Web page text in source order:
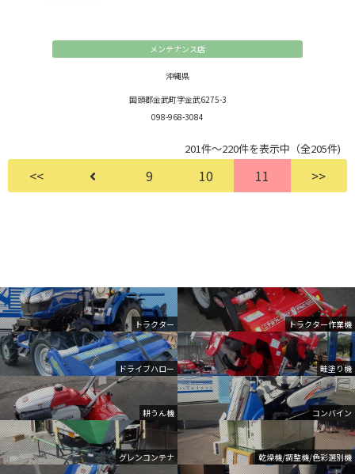
トラクター トラクター作業機
ドライブハロー 畦塗り機
耕うん機 コンバイン
グレンコンテナ 乾燥機/調整機/色彩選別機
メンテナンス店
沖縄県
国頭郡金武町字金武6275-3
098-968-3084
201件～220件を表示中（全205件)
<< 9 10 11 >>